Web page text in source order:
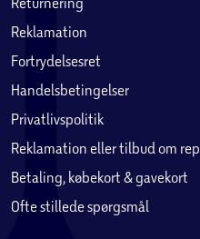
Reklamation
Fortrydelsesret
Handelsbetingelser
Privatlivspolitik
Reklamation eller tilbud om
Betaling, købekort & gavekort
Ofte stillede spørgsmål